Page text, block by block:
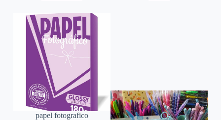
papel fotografico